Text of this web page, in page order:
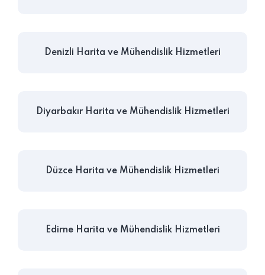
Denizli Harita ve Mühendislik Hizmetleri
Diyarbakır Harita ve Mühendislik Hizmetleri
Düzce Harita ve Mühendislik Hizmetleri
Edirne Harita ve Mühendislik Hizmetleri